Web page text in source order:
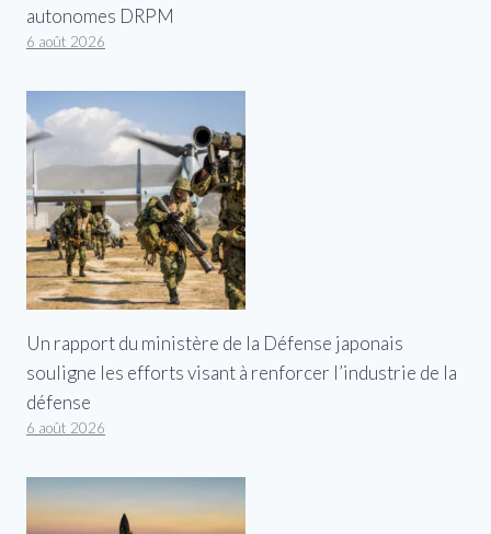
autonomes DRPM
6 août 2026
Un rapport du ministère de la Défense japonais
souligne les efforts visant à renforcer l’industrie de la
défense
6 août 2026